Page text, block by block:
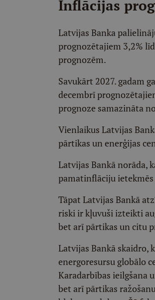
Inflācijas
Latvijas Banka
prognozētajiem 3,2%
prognozēm.
Savukārt 2027. gadam
decembrī
prognoze samazināta
Vienlaikus Latvijas
pārtikas un enerģijas
Latvijas Bankā norāda,
pamatinflāciju
Tāpat Latvijas Bankā
riski ir kļuvuši izteikti
bet arī pārtikas un citu
Latvijas Bankā skaidro,
energoresursu globālo
Karadarbības ieilgšana
bet arī pārtikas